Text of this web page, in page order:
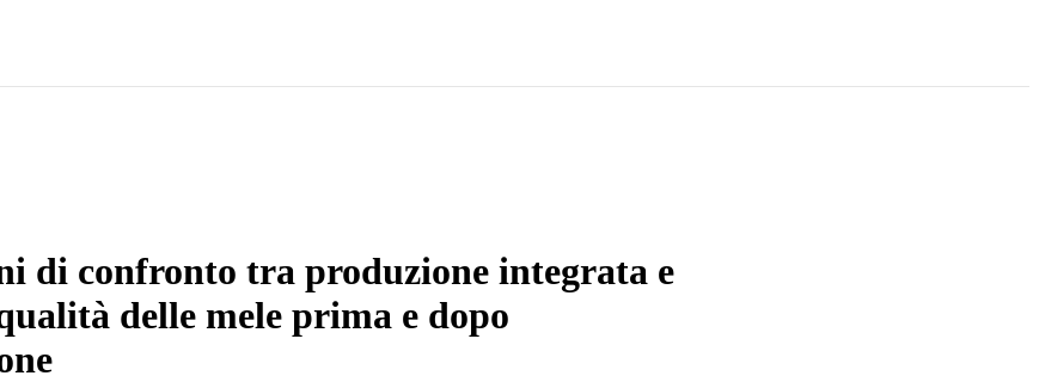
di confronto tra produzione integrata e
delle mele prima e dopo